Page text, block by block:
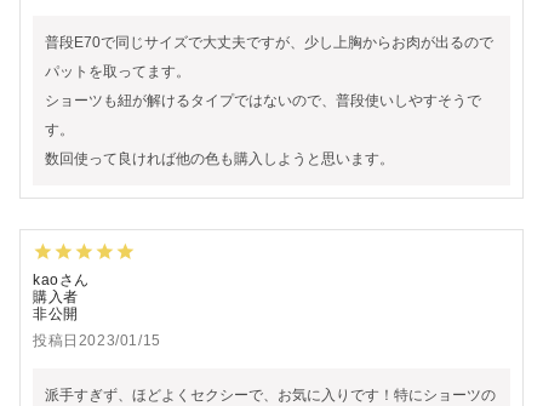
普段E70で同じサイズで大丈夫ですが、少し上胸からお肉が出るので
パットを取ってます。
ショーツも紐が解けるタイプではないので、普段使いしやすそうで
す。
数回使って良ければ他の色も購入しようと思います。
kao
購入者
非公開
投稿日 2023/01/15
派手すぎず、ほどよくセクシーで、お気に入りです！特にショーツの